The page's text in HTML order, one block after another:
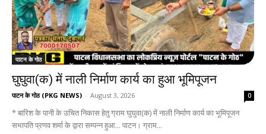
पाटन के गोठ
घुघुवा(क) में नाली निर्माण कार्य का हुआ भूमिपूजन
पाटन के गोठ (PKG NEWS) - August 3, 2026 0
* बारिश के पानी के उचित निकास हेतु ग्राम घुघुवा(क) में नाली निर्माण कार्य का भूमिपूजन
सभापति प्रणव शर्मा के द्वारा सम्पन्न हुआ... पाटन। ग्राम...